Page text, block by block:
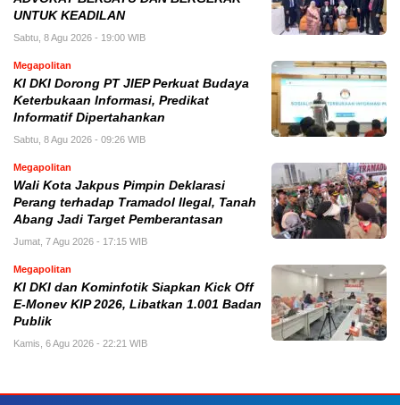
UNTUK KEADILAN
Sabtu, 8 Agu 2026 - 19:00 WIB
Megapolitan
KI DKI Dorong PT JIEP Perkuat Budaya
Keterbukaan Informasi, Predikat
Informatif Dipertahankan
Sabtu, 8 Agu 2026 - 09:26 WIB
Megapolitan
Wali Kota Jakpus Pimpin Deklarasi
Perang terhadap Tramadol Ilegal, Tanah
Abang Jadi Target Pemberantasan
Jumat, 7 Agu 2026 - 17:15 WIB
Megapolitan
KI DKI dan Kominfotik Siapkan Kick Off
E-Monev KIP 2026, Libatkan 1.001 Badan
Publik
Kamis, 6 Agu 2026 - 22:21 WIB